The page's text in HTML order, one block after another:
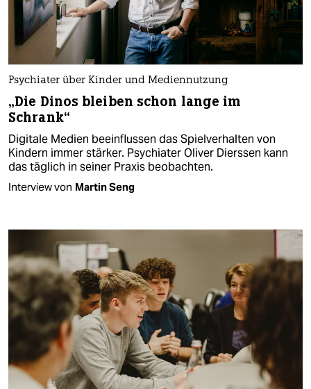
Psychiater über Kinder und Mediennutzung
„Die Dinos bleiben schon lange im
Schrank“
Digitale Medien beeinflussen das Spielverhalten von
Kindern immer stärker. Psychiater Oliver Dierssen kann
das täglich in seiner Praxis beobachten.
Interview von Martin Seng